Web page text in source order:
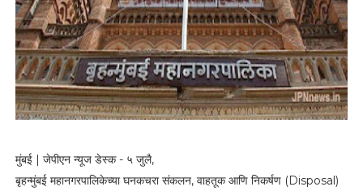
मुंबई | जेपीएन न्यूज डेस्क - ५ जुलै,
बृहन्मुंबई महानगरपालिकेच्या घनकचरा संकलन, वाहतूक आणि निकर्षण (Disposal)